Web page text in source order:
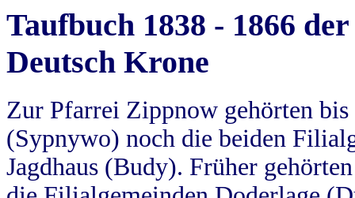
Taufbuch 1838 - 1866
Deutsch Krone
Zur Pfarrei Zippnow gehörten
(Sypnywo) noch die beiden
Jagdhaus (Budy). Früher